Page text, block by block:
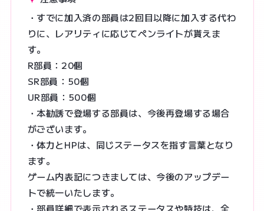
・すでに加入済の部員は2回目以降に加入する代わ
りに、レアリティに応じてペンライトが貰えま
す。
R部員：20個
SR部員：50個
UR部員：500個
・本勧誘で登場する部員は、今後再登場する場合
がございます。
・体力とHPは、同じステータスを指す言葉となり
ます。
ゲーム内表記につきましては、今後のアップデー
トで統一いたします。
・部員詳細で表示されるステータスや特技は、全